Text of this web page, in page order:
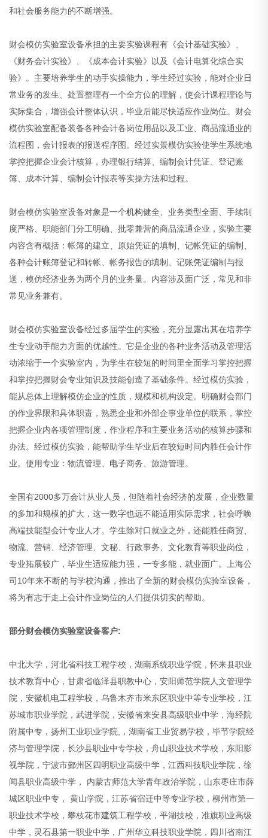
和社会服务能力的不断增强。
财会模仿实验室设备承担的主要实验课程有《会计基础实验》、
《财务会计实验》、《成本会计实验》以及《会计电算化综合实
验》。主要培养学生的动手实操能力，学生经过实验，能对企业日
常业务的发生、处置整理有一个全方位的理解，使会计课程理论与
实际集合，增强会计整体认识，毕业后能尽快适应作业岗位。财会
模仿实验室配备装备各种会计各岗位用品以及工业、商品流通业的
流程图，会计报表的报送程序图。经过实景模仿实验使学生系统地
掌控把握企业会计核算，办理银行结算、编制会计凭证、登记账
簿、成本计算、编制会计报表等实操方法和过程。
财会模仿实验室设备对象是一个机构健全、业务类型全面、手续制
度严格、职能部门分工明确、批零兼营的商品流通企业，实验主要
内容含有概括：帐簿的建立、原始凭证的填制、记帐凭证的编制、
各种会计账簿登记和转帐、帐务报告的填制、记账凭证编制与报
送，模仿经济业务为两个月的业务量。内容涉及面广泛，常见和非
常见业务兼有。
财会模仿实验室设备经过多届学生的实验，充分显露出其在培养学
生专业动手能力方面的优越性。它是企业的各种业务活动及管理活
动浓缩于一个实验室内，为学生在较短的时间里全面学习掌控把握
和掌控把握财会专业知识及技能创造了基础条件。经过模仿实验，
能从总体上理解模仿企业的性质，规模和机构设定。明确财会部门
的作业界限和具体职责，熟悉企业和外部企事业单位的联系，掌控
把握企业内各项管理制度，作业程序和主要业务活动的核算步骤和
办法。经过模仿实验，能帮助学生毕业后在较短时间内胜任会计作
业。使用专业：物流管理、 电子商务、旅游管理。
全国有2000多万会计从业人员，但随着社会经济的发展，企业数量
的多加和规模的扩大，这一数字也远不能适用实际需求，社会呼唤
高端技能型会计专业人才。学生除对口就业之外，还能胜任商贸、
物流、营销、经济管理、文秘、行政事务、文化教育等职业岗位，
专业拓展较广，毕业生适应能力强，一专多能，就业面广。上海公
司10年来不断的与学校沟通，推出了全新的财会模仿实验室设备，
将为有志于走上会计作业岗位的人们提供切实的帮助。
部分财会模仿实验室设备客户:
中北大学，河北省科技工程学校，湖南系统职业学院，怀来县职业
技术教育中心，甘肃省临泽县职教中心，安阳师范学院人文管理学
院，安徽机电工程学校，乌鲁木齐市米东区职业中等专业学校，江
苏城市职业学院，武进学院，安徽省来安县高级职业中学，海经院
附属中专，扬州工业职业学院,，湖南省工业贸易学校，毕节学院经
济与管理学院，长沙县职业中专学校，舟山职业技术学校，东阳影
视学院，宁波市鄞州区四明职业高级中学，江西科技职业学院，徐
闻县职业高级中学， 内蒙古师范大学青年政治学院，山东枣庄市薛
城区职业中专， 黄山学院，江苏省宿迁中等专业学校，柳州市第一
职业技术学校，攀枝花市建筑工程学校，平湖技校，准旗职业高级
中学，灵石县第一职业中学，广州华立科技职业学院，四川省南江